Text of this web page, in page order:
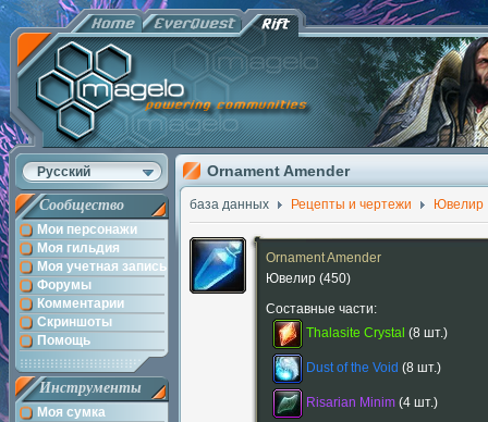
Русский
Сообщество
Мои персонажи
Моя гильдия
Моя учетная запись
Форумы
Комментарии
Скриншоты
Помощь
Инструменты
Моя сумка
Ornament Amender
база данных Рецепты и чертежи Ювелир
Ornament Amender
Ювелир (450)
Составные части:
Thalasite Crystal (8 шт.)
Dust of the Void (8 шт.)
Risarian Minim (4 шт.)